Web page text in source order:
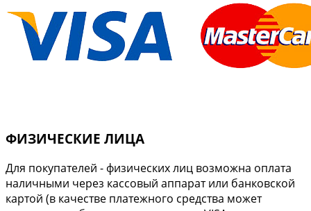
ФИЗИЧЕСКИЕ ЛИЦА
Для покупателей - физических лиц возможна оплата
наличными через кассовый аппарат или банковской
картой (в качестве платежного средства может